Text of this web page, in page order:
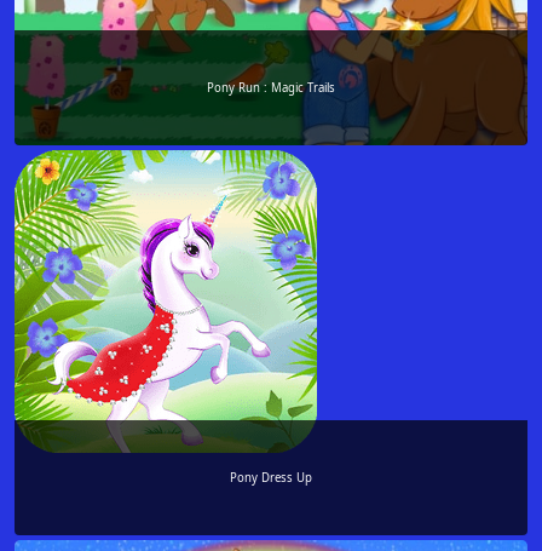
Pony Run : Magic Trails
Pony Dress Up